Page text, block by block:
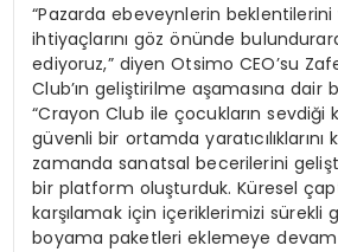
“Pazarda ebeveynlerin beklentilerini
ihtiyaçlarını göz önünde
ediyoruz,” diyen Otsimo CEO’su
Club’ın geliştirilme aşamasına dair
“Crayon Club ile çocukların sevdiği
güvenli bir ortamda yaratıcılıklarını
zamanda sanatsal becerilerini
bir platform oluşturduk. Küresel
karşılamak için içeriklerimizi sürekli
boyama paketleri eklemeye devam